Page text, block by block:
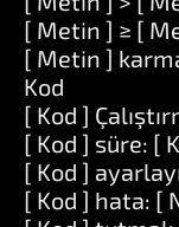
[ Metin ] ≥ [
[ Metin ]
Kod
[ Kod ]
[ Kod ] süre: [
[ Kod ]
[ Kod ] hata: [